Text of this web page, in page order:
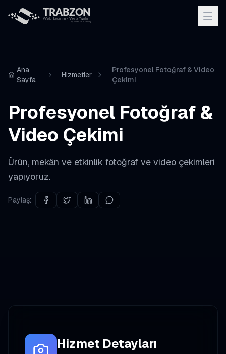
Ana
Sayfa
Hizmetler
Profesyonel Fotoğraf & Video
Çekimi
Profesyonel Fotoğraf &
Video Çekimi
Ürün, mekân ve etkinlik fotoğraf ve video çekimleri
yapıyoruz.
Paylaş:
Hizmet Detayları